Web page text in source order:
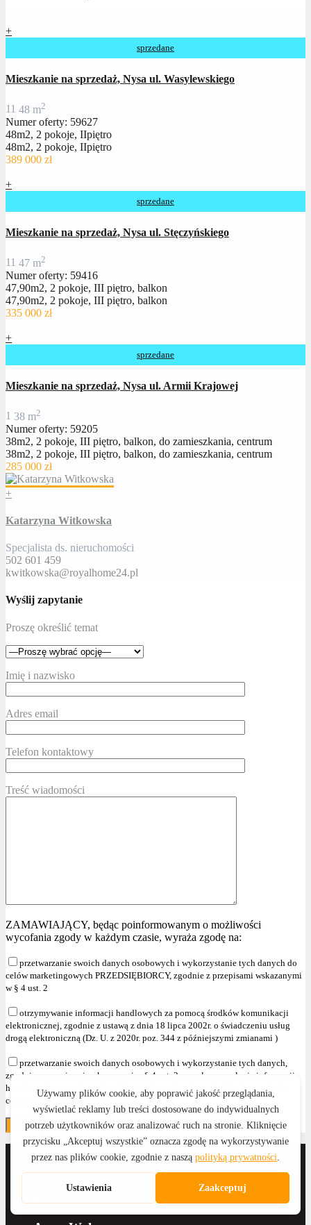
+
sprzedane
Mieszkanie na sprzedaż, Nysa ul. Wasylewskiego
11 48 m2
Numer oferty: 59627
48m2, 2 pokoje, IIpiętro
48m2, 2 pokoje, IIpiętro
389 000 zł
+
sprzedane
Mieszkanie na sprzedaż, Nysa ul. Stęczyńskiego
11 47 m2
Numer oferty: 59416
47,90m2, 2 pokoje, III piętro, balkon
47,90m2, 2 pokoje, III piętro, balkon
335 000 zł
+
sprzedane
Mieszkanie na sprzedaż, Nysa ul. Armii Krajowej
1 38 m2
Numer oferty: 59205
38m2, 2 pokoje, III piętro, balkon, do zamieszkania, centrum
38m2, 2 pokoje, III piętro, balkon, do zamieszkania, centrum
285 000 zł
+
Katarzyna Witkowska
Specjalista ds. nieruchomości
502 601 459
kwitkowska@royalhome24.pl
Wyślij zapytanie
Proszę określić temat
Imię i nazwisko
Adres email
Telefon kontaktowy
Treść wiadomości
ZAMAWIAJĄCY, będąc poinformowanym o możliwości
wycofania zgody w każdym czasie, wyraża zgodę na:
przetwarzanie swoich danych osobowych i wykorzystanie tych danych do
celów marketingowych PRZEDSIĘBIORCY, zgodnie z przepisami wskazanymi
w § 4 ust. 2
otrzymywanie informacji handlowych za pomocą środków komunikacji
elektronicznej, zgodnie z ustawą z dnia 18 lipca 2002r. o świadczeniu usług
drogą elektroniczną (Dz. U. z 2020r. poz. 344 z późniejszymi zmianami )
przetwarzanie swoich danych osobowych i wykorzystanie tych danych,
zgodnie z przepisami wskazanymi w § 4 ust. 2 , w celu przesyłania informacji
handlowych oraz używania telekomunikacyjnych urządzeń końcowych dla
celów marketingu bezpośredniego."